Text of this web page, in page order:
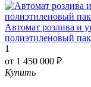
Автомат розлива и
полиэтиленовый
1
от 1 450 000 ₽
Купить